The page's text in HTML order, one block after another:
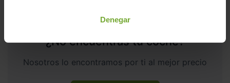
Denegar
¿No encuentras tu coche?
Nosotros lo encontramos por ti al mejor precio